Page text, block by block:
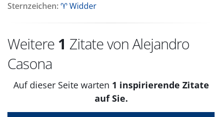
Sternzeichen:♈ Widder
Weitere 1 Zitate von Alejandro
Casona
Auf dieser Seite warten 1 inspirierende Zitate
auf Sie.